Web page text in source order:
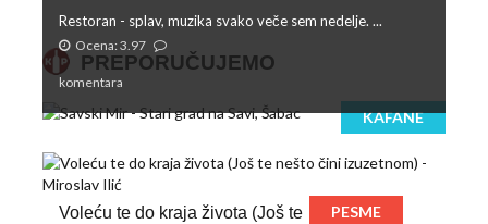
PREPORUČUJEMO
KAFANE
Restoran - splav, muzika svako veče sem nedelje. ...
Ocena: 3.97
komentara
Voleću te do kraja života (Još te
PESME